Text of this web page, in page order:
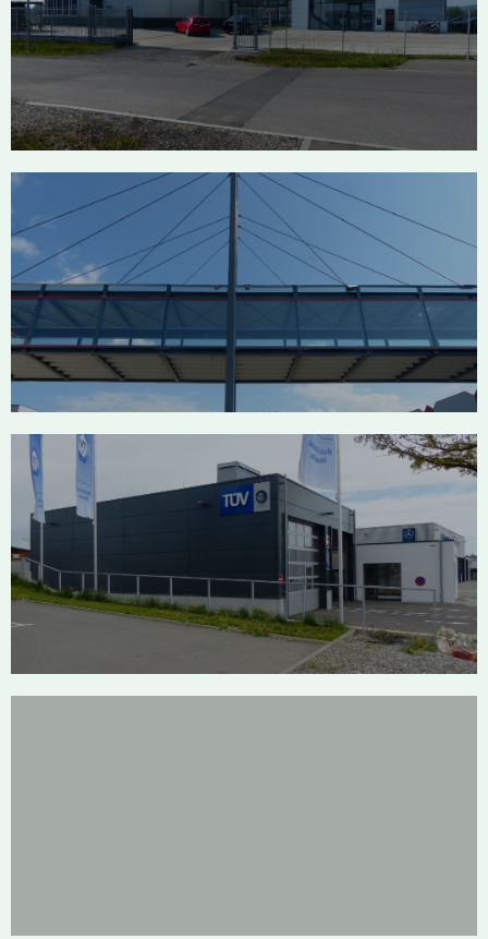
ASP Advanced Space Power Salem
Neufrach
Tegometall Krauchenwies
TÜV Bad Saulgau